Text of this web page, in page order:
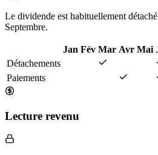
Le dividende est habituellement détaché
Septembre.
Jan Fév Mar Avr Mai
Détachements
Paiements
Lecture revenu